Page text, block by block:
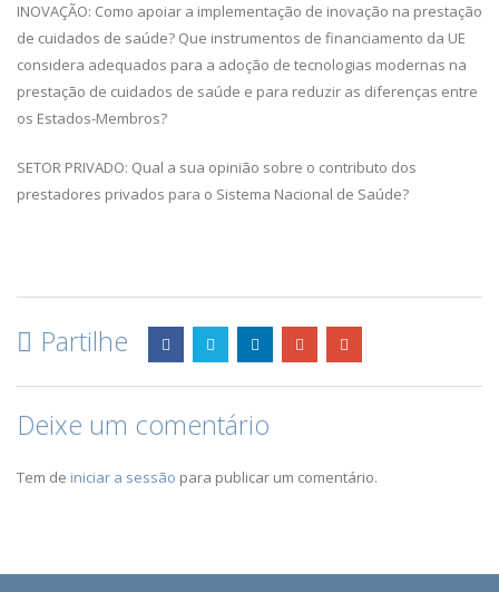
INOVAÇÃO: Como apoiar a implementação de inovação na prestação
de cuidados de saúde? Que instrumentos de financiamento da UE
considera adequados para a adoção de tecnologias modernas na
prestação de cuidados de saúde e para reduzir as diferenças entre
os Estados-Membros?
SETOR PRIVADO: Qual a sua opinião sobre o contributo dos
prestadores privados para o Sistema Nacional de Saúde?
Partilhe
Deixe um comentário
Tem de iniciar a sessão para publicar um comentário.